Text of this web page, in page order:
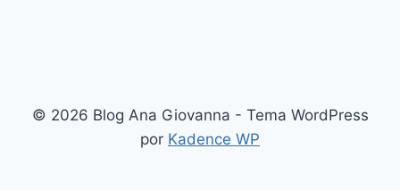
© 2026 Blog Ana Giovanna - Tema WordPress
por Kadence WP